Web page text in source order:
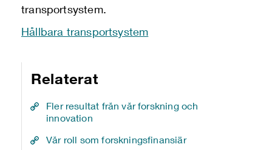
transportsystem.
Hållbara transportsystem
Relaterat
Fler resultat från vår forskning och
innovation
Vår roll som forskningsfinansiär